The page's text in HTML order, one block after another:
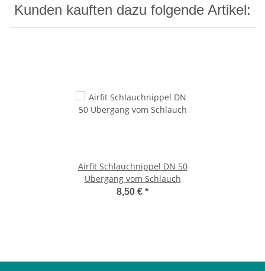
Kunden kauften dazu folgende Artikel:
Airfit Schlauchnippel DN 50
Übergang vom Schlauch
8,50 € *